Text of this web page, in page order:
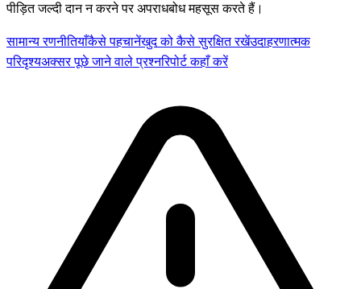
पीड़ित जल्दी दान न करने पर अपराधबोध महसूस करते हैं।
सामान्य रणनीतियाँकैसे पहचानेंखुद को कैसे सुरक्षित रखेंउदाहरणात्मक
परिदृश्यअक्सर पूछे जाने वाले प्रश्नरिपोर्ट कहाँ करें